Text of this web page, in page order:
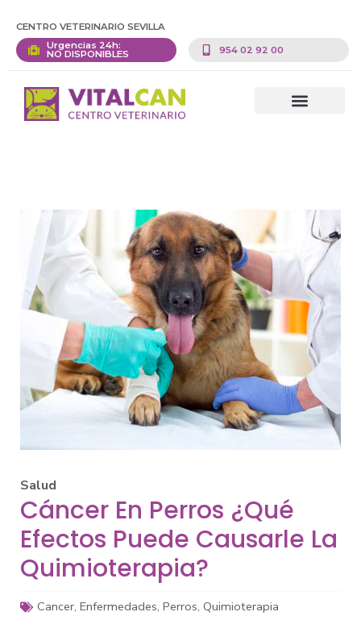
CENTRO VETERINARIO SEVILLA
Urgencias 24h:
NO DISPONIBLES 954 02 92 00
Salud
Cáncer En Perros ¿Qué
Efectos Puede Causarle La
Quimioterapia?
Cancer, Enfermedades, Perros, Quimioterapia